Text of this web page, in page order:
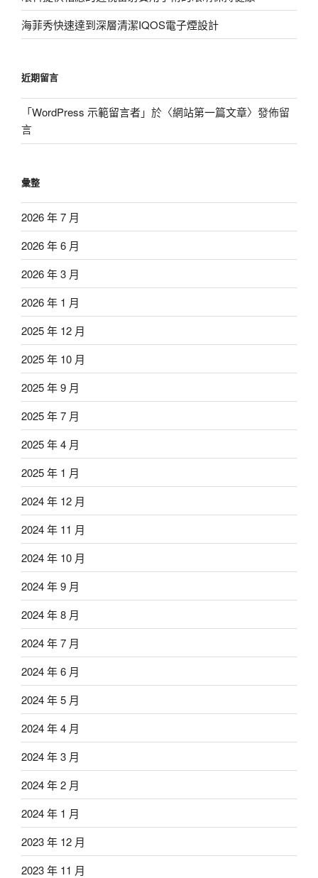
海菲秀快速達到深層清潔IQOS電子煙設計
近期留言
「WordPress 示範留言者」於〈網站第一篇文章〉發佈留
言
彙整
2026 年 7 月
2026 年 6 月
2026 年 3 月
2026 年 1 月
2025 年 12 月
2025 年 10 月
2025 年 9 月
2025 年 7 月
2025 年 4 月
2025 年 1 月
2024 年 12 月
2024 年 11 月
2024 年 10 月
2024 年 9 月
2024 年 8 月
2024 年 7 月
2024 年 6 月
2024 年 5 月
2024 年 4 月
2024 年 3 月
2024 年 2 月
2024 年 1 月
2023 年 12 月
2023 年 11 月